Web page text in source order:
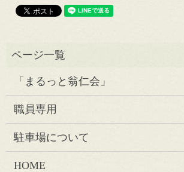
「まるっと翁仁会」
職員専用
駐車場について
HOME